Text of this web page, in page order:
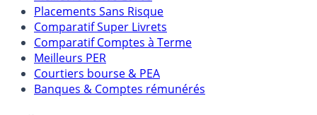
Meilleures Assurances-Vie
Meilleurs Fonds Euros
Placements Sans Risque
Comparatif Super Livrets
Comparatif Comptes à Terme
Meilleurs PER